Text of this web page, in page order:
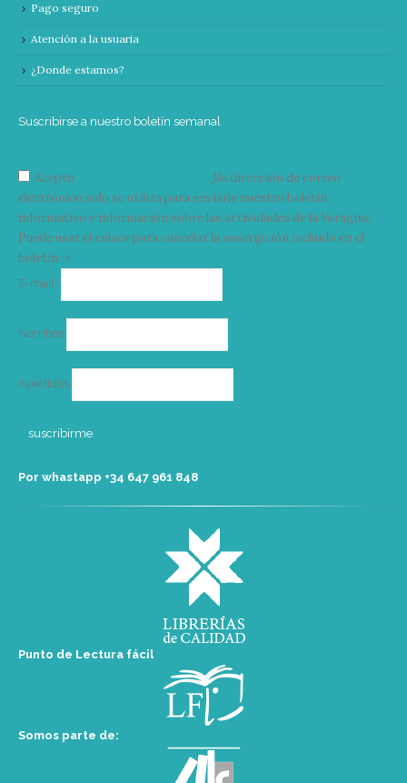
Pago seguro
Atención a la usuaria
¿Donde estamos?
Suscribirse a nuestro boletín semanal
Acepto
Su dirección de correo
electrónico solo se utiliza para enviarle nuestro boletín
informativo e información sobre las actividades de la Vorágine.
Puede usar el enlace para cancelar la suscripción incluido en el
boletín. >
E-mail*
Nombre
Apellidos
Por whastapp +34 ‭647 961 848‬
Punto de Lectura fácil
Somos parte de: